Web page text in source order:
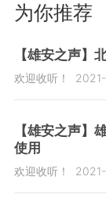
为你推荐
【雄安之声】
欢迎收听！
【雄安之声】
使用
欢迎收听！